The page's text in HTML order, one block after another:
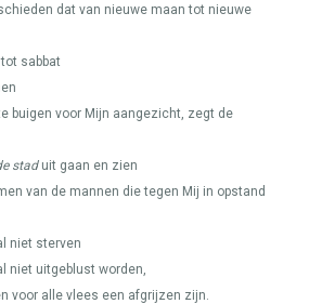
dat van nieuwe maan tot nieuwe
sabbat
buigen voor Mijn aangezicht, zegt de
staduit gaan en zien
van de mannen die tegen Mij in opstand
niet sterven
niet uitgeblust worden,
voor alle vlees een afgrijzen zijn.